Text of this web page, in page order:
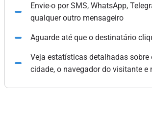
Envie-o por SMS, WhatsApp,
qualquer outro mensageiro
Aguarde até que o destinatário
Veja estatísticas detalhadas sobre
cidade, o navegador do visitante e